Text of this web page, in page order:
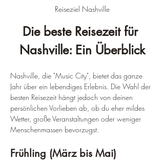
Reiseziel Nashville
Die beste Reisezeit für
Nashville: Ein Überblick
Nashville, die "Music City", bietet das ganze
Jahr über ein lebendiges Erlebnis. Die Wahl der
besten Reisezeit hängt jedoch von deinen
persönlichen Vorlieben ab, ob du eher mildes
Wetter, große Veranstaltungen oder weniger
Menschenmassen bevorzugst.
Frühling (März bis Mai)